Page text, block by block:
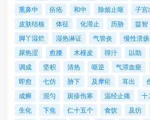
熏鼻中
疥疮 和中 除烦止呕 子宫
皮肤结核
体征 化滞止 历胁 益智
脚丫湿烂
湿热淋证 气管炎 慢性溃疡
尿热涩
愈腰 木槿皮 得汁 以助
调成
坚积 清热 呕逆 气滞血瘀
即愈
七仿 胁下 及摩疟 耳出
成癣
混匀 斑疹伤寒 温经止痛 十
生化
下焦 仁十五个 食饮 及疠